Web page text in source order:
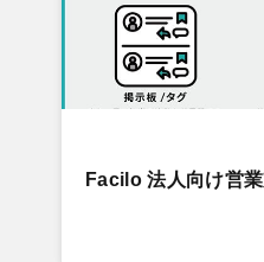
Facilo 法人向け営